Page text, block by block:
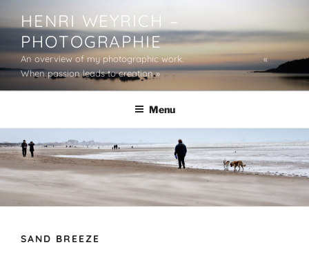
au
contenu
principal
HENRI WEYRICH –
PHOTOGRAPHIE
An overview of my photographic work. «
When passion leads to creation »
Menu
SAND BREEZE